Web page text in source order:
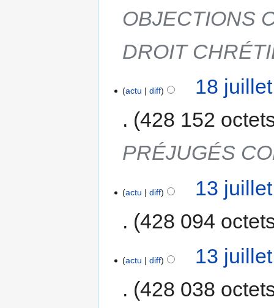
OBJECTIONS
DROIT
actu diff
18
428 152
PRÉJUGÉS
actu diff
13
428 094
actu diff
13
428 038